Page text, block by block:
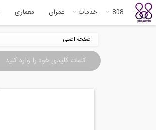
808 خدمات عمران معماری
صفحه اصلی